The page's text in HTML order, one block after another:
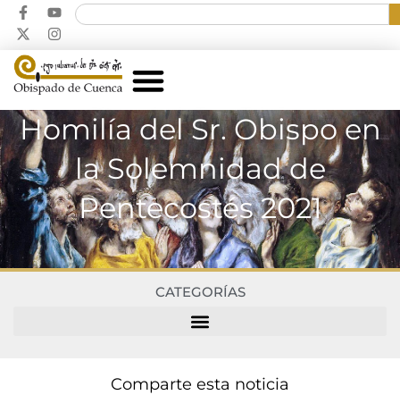
Homilía del Sr. Obispo en
la Solemnidad de
Pentecostés 2021
CATEGORÍAS
Comparte esta noticia